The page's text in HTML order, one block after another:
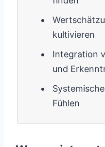
kultivieren
Integration
und
Fühlen